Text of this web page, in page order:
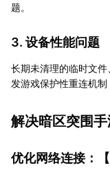
题。
3. 设备性能问题
长期未清理的临时文
发游戏保护性重连机制
解决暗区突围
优化网络连接：【